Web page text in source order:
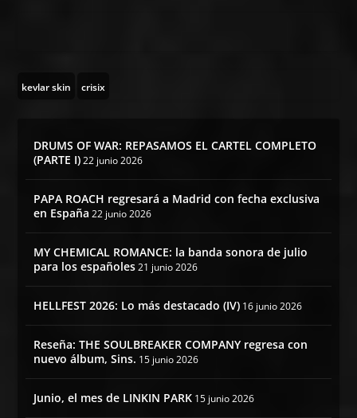
kevlar skin crisix
DRUMS OF WAR: REPASAMOS EL CARTEL COMPLETO
(PARTE I) 22 junio 2026
PAPA ROACH regresará a Madrid con fecha exclusiva
en España 22 junio 2026
MY CHEMICAL ROMANCE: la banda sonora de julio
para los españoles 21 junio 2026
HELLFEST 2026: Lo más destacado (IV) 16 junio 2026
Reseña: THE SOULBREAKER COMPANY regresa con
nuevo álbum, Sins. 15 junio 2026
Junio, el mes de LINKIN PARK 15 junio 2026